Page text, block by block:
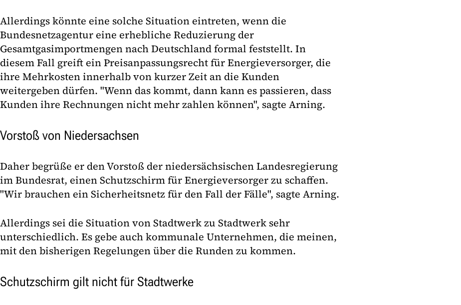
Allerdings könnte eine solche Situation eintreten, wenn die
Bundesnetzagentur eine erhebliche Reduzierung der
Gesamtgasimportmengen nach Deutschland formal feststellt. In
diesem Fall greift ein Preisanpassungsrecht für Energieversorger, die
ihre Mehrkosten innerhalb von kurzer Zeit an die Kunden
weitergeben dürfen. "Wenn das kommt, dann kann es passieren, dass
Kunden ihre Rechnungen nicht mehr zahlen können", sagte Arning.
Vorstoß von Niedersachsen
Daher begrüße er den Vorstoß der niedersächsischen Landesregierung
im Bundesrat, einen Schutzschirm für Energieversorger zu schaffen.
"Wir brauchen ein Sicherheitsnetz für den Fall der Fälle", sagte Arning.
Allerdings sei die Situation von Stadtwerk zu Stadtwerk sehr
unterschiedlich. Es gebe auch kommunale Unternehmen, die meinen,
mit den bisherigen Regelungen über die Runden zu kommen.
Schutzschirm gilt nicht für Stadtwerke